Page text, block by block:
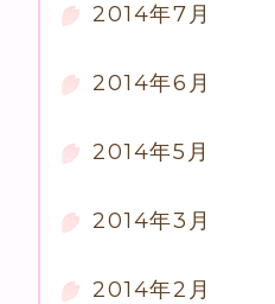
2014年7月
2014年6月
2014年5月
2014年3月
2014年2月